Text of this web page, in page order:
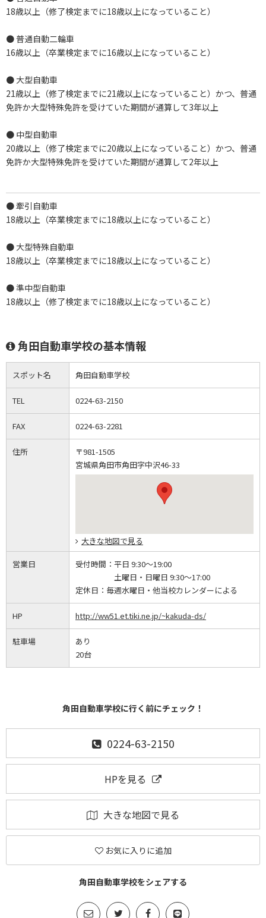
18歳以上（修了検定までに18歳以上になっていること）
● 普通自動二輪車
16歳以上（卒業検定までに16歳以上になっていること）
● 大型自動車
21歳以上（修了検定までに21歳以上になっていること）かつ、普通
免許か大型特殊免許を受けていた期間が通算して3年以上
● 中型自動車
20歳以上（修了検定までに20歳以上になっていること）かつ、普通
免許か大型特殊免許を受けていた期間が通算して2年以上
● 牽引自動車
18歳以上（卒業検定までに18歳以上になっていること）
● 大型特殊自動車
18歳以上（卒業検定までに18歳以上になっていること）
● 準中型自動車
18歳以上（修了検定までに18歳以上になっていること）
角田自動車学校の基本情報
スポット名 角田自動車学校
TEL 0224-63-2150
FAX 0224-63-2281
住所
〒981-1505
宮城県角田市角田字中沢46-33
大きな地図で見る
営業日 受付時間： 平日 9:30～19:00
土曜日・日曜日 9:30～17:00
定休日： 毎週水曜日・他当校カレンダーによる
HP http://ww51.et.tiki.ne.jp/~kakuda-ds/
駐車場
あり
20台
角田自動車学校に行く前にチェック！
0224-63-2150
HPを見る
大きな地図で見る
お気に入りに追加
角田自動車学校をシェアする